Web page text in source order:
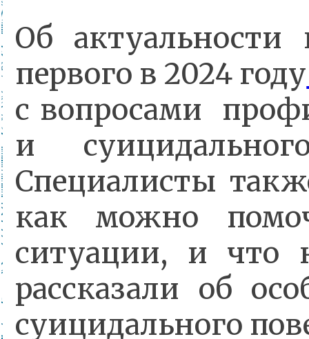
Об
первого в 2024 году
с вопросами
и
Специалисты
как можно
ситуации, и что
рассказали об
суицидального